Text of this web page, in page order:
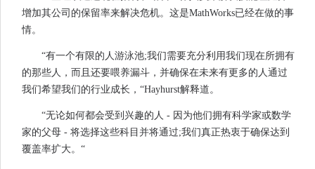
增加其公司的保留率来解决危机。这是MathWorks已经在做的事
情。
“有一个有限的人游泳池;我们需要充分利用我们现在所拥有
的那些人，而且还要喂养漏斗，并确保在未来有更多的人通过
我们希望我们的行业成长，“Hayhurst解释道。
“无论如何都会受到兴趣的人 - 因为他们拥有科学家或数学
家的父母 - 将选择这些科目并将通过;我们真正热衷于确保达到
覆盖率扩大。“